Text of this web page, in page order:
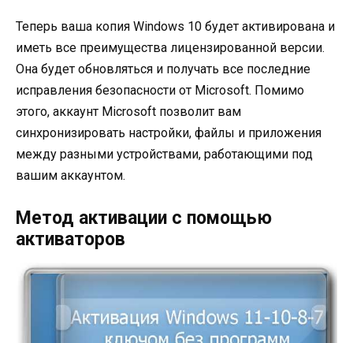
Теперь ваша копия Windows 10 будет активирована и
иметь все преимущества лицензированной версии.
Она будет обновляться и получать все последние
исправления безопасности от Microsoft. Помимо
этого, аккаунт Microsoft позволит вам
синхронизировать настройки, файлы и приложения
между разными устройствами, работающими под
вашим аккаунтом.
Метод активации с помощью
активаторов